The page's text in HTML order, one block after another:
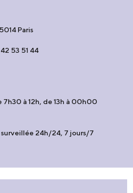
Paris
53 51 44
à 12h, de 13h à 00h00
surveillée 24h/24, 7 jours/7